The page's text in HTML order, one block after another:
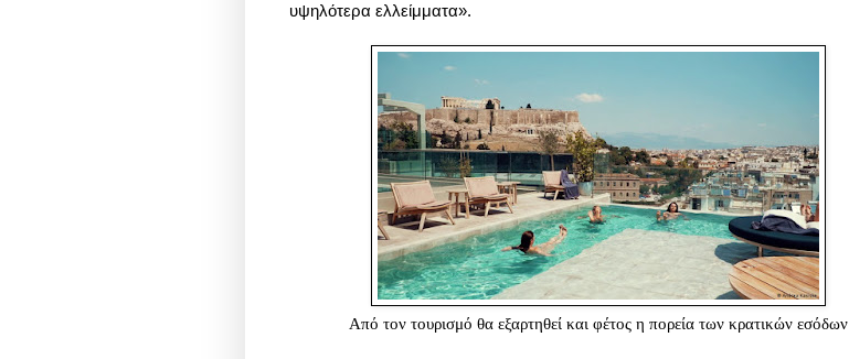
υψηλότερα ελλείμματα».
Από τον τουρισμό θα εξαρτηθεί και φέτος η πορεία των κρατικών εσόδων